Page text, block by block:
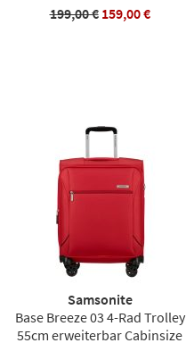
199,00 € 159,00 €
Samsonite
Base Breeze 03 4-Rad Trolley
55cm erweiterbar Cabinsize